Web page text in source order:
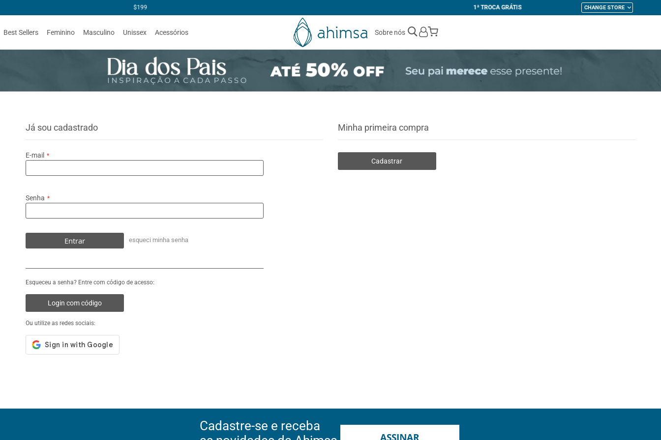
CHANGE STORE
Best Sellers Feminino Masculino Unissex Acessórios Sobre nós
My Cart
Já sou cadastrado
E-mail
Senha
Entrar esqueci minha senha
Esqueceu a senha? Entre com código de acesso:
Login com código
Ou utilize as redes sociais:
Minha primeira compra
Cadastrar
Cadastre-se e receba